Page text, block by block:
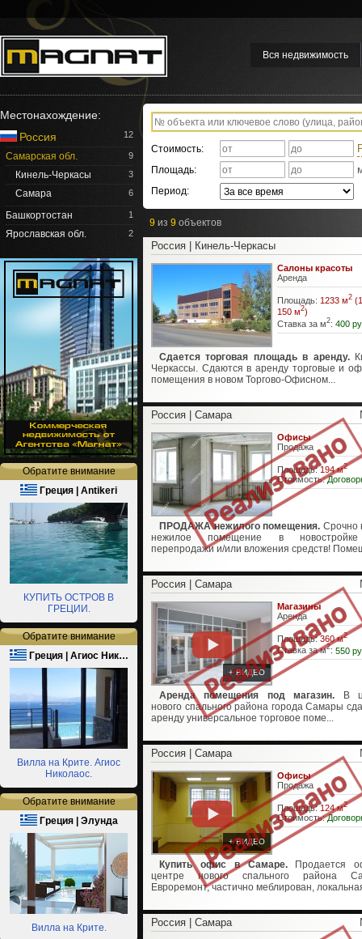
Вся недвижимость
Местонахождение:
Россия
12
Самарская обл. 9
Кинель-Черкасы 3
Самара 6
Башкортостан 1
Ярославская обл. 2
Обратите внимание
Греция | Antikeri
КУПИТЬ ОСТРОВ В
ГРЕЦИИ.
Обратите внимание
Греция | Агиос Ник…
Вилла на Крите. Агиос
Николаос.
Обратите внимание
Греция | Элунда
Вилла на Крите.
Стоимость:
Площадь:
Период:
9 из 9 объектов
Россия | Кинель-Черкасы
Салоны красоты
Аренда
Площадь: 1233 м2
150 м2)
Ставка за м2: 400
Сдается торговая площадь в аренду.
Черкассы. Сдаются в аренду торговые и
помещения в новом Торгово-Офисном...
Россия | Самара
Офисы
Продажа
Площадь:194 м2
Стоимость:
ПРОДАЖА нежилого помещения. Срочно
нежилое помещение в
перепродажи и/или вложения средств!
Россия | Самара
+ ВИДЕО
Магазины
Аренда
Площадь:360 м2
Ставка за м2: 550
Аренда помещения под магазин. В
нового спального района города Самары
аренду универсальное торговое поме...
Россия | Самара
+ ВИДЕО
Офисы
Продажа
Площадь:124 м2
Стоимость:
Купить офис в Самаре.Продается
центре нового спального района
Евроремонт, частично меблирован,
Россия | Самара